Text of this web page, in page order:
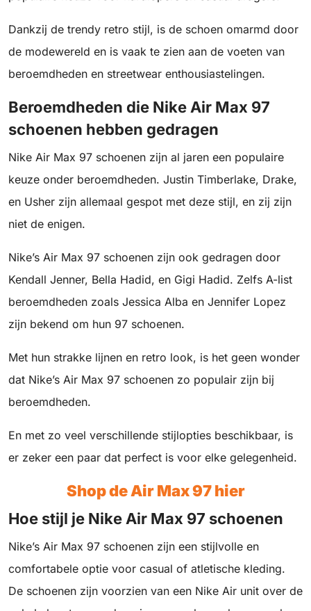
Dankzij de trendy retro stijl, is de schoen omarmd door
de modewereld en is vaak te zien aan de voeten van
beroemdheden en streetwear enthousiastelingen.
Beroemdheden die Nike Air Max 97
schoenen hebben gedragen
Nike Air Max 97 schoenen zijn al jaren een populaire
keuze onder beroemdheden. Justin Timberlake, Drake,
en Usher zijn allemaal gespot met deze stijl, en zij zijn
niet de enigen.
Nike’s Air Max 97 schoenen zijn ook gedragen door
Kendall Jenner, Bella Hadid, en Gigi Hadid. Zelfs A-list
beroemdheden zoals Jessica Alba en Jennifer Lopez
zijn bekend om hun 97 schoenen.
Met hun strakke lijnen en retro look, is het geen wonder
dat Nike’s Air Max 97 schoenen zo populair zijn bij
beroemdheden.
En met zo veel verschillende stijlopties beschikbaar, is
er zeker een paar dat perfect is voor elke gelegenheid.
Shop de Air Max 97 hier
Hoe stijl je Nike Air Max 97 schoenen
Nike’s Air Max 97 schoenen zijn een stijlvolle en
comfortabele optie voor casual of atletische kleding.
De schoenen zijn voorzien van een Nike Air unit over de